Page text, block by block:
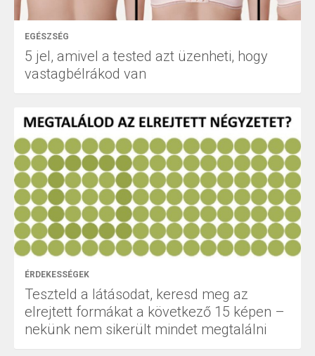
EGÉSZSÉG
5 jel, amivel a tested azt üzenheti, hogy
vastagbélrákod van
ÉRDEKESSÉGEK
Teszteld a látásodat, keresd meg az
elrejtett formákat a következő 15 képen –
nekünk nem sikerült mindet megtalálni